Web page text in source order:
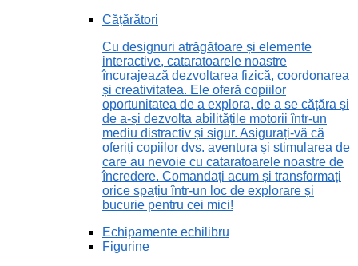
Cățărători
Cu designuri atrăgătoare și elemente
interactive, cataratoarele noastre
încurajează dezvoltarea fizică, coordonarea
și creativitatea. Ele oferă copiilor
oportunitatea de a explora, de a se cățăra și
de a-și dezvolta abilitățile motorii într-un
mediu distractiv și sigur. Asigurați-vă că
oferiți copiilor dvs. aventura și stimularea de
care au nevoie cu cataratoarele noastre de
încredere. Comandați acum și transformați
orice spațiu într-un loc de explorare și
bucurie pentru cei mici!
Echipamente echilibru
Figurine